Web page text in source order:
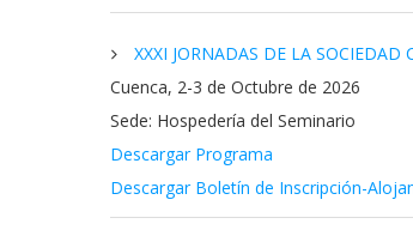
XXXI JORNADAS DE LA
Cuenca, 2-3 de Octubre de 2026
Sede: Hospedería del Seminario
Descargar Programa
Descargar Boletín de Inscripción-